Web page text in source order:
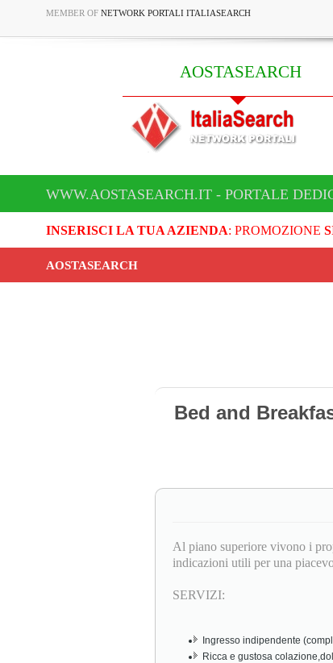
MEMBER OF NETWORK PORTALI ITALIASEARCH
AOSTASEARCH
WWW.AOSTASEARCH.IT - PORTALE
INSERISCI LA TUA AZIENDA: PROMOZIONE
AOSTASEARCH
Bed and
Al piano superiore vivono i
indicazioni utili per una
SERVIZI:
Ingresso indipendente
Ricca e gustosa